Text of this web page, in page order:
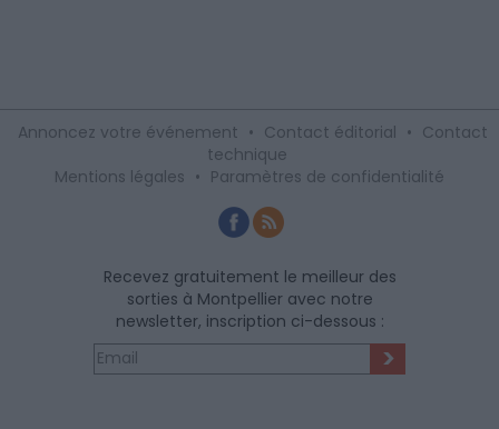
Annoncez votre événement • Contact éditorial • Contact
technique
Mentions légales • Paramètres de confidentialité
Recevez gratuitement le meilleur des
sorties à Montpellier avec notre
newsletter, inscription ci-dessous :
>